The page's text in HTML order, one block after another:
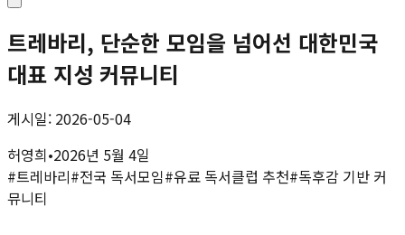
트레바리, 단순한 모임을 넘어선 대한민국
대표 지성 커뮤니티
게시일: 2026-05-04
허영희•2026년 5월 4일
#트레바리#전국 독서모임#유료 독서클럽 추천#독후감 기반 커
뮤니티